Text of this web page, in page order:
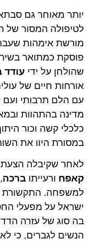
יותר מאוחר גם
לטיפולה המסור של
מורשת אימהות
פוסקת כמתואר
שהולחן על ידי עודד
אורחות חיים של
עם הלם תרבותי
מדינה בהתהוות
כלכלי קשה וכור
במסורת היוו את
לאחר שקיבלה הצעת
קאפח ורעייתו ברכה
למשפחה.
ישראל על מפעלי
בה סוג של עזרה
הנשים לגברים, כי